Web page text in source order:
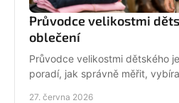
Průvodce velikostmi
oblečení
Průvodce velikostmi dětského
poradí, jak správně měřit,
27. června 2026